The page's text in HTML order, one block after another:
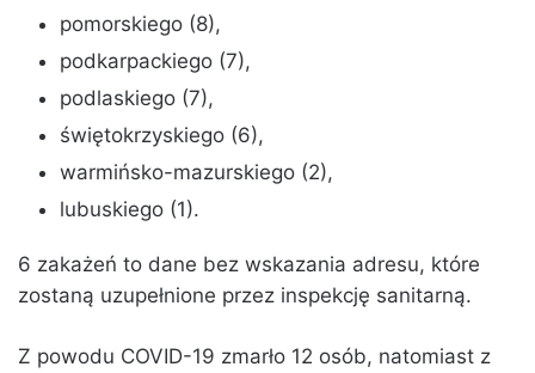
pomorskiego (8),
podkarpackiego (7),
podlaskiego (7),
świętokrzyskiego (6),
warmińsko-mazurskiego (2),
lubuskiego (1).
6 zakażeń to dane bez wskazania adresu, które
zostaną uzupełnione przez inspekcję sanitarną.
Z powodu COVID-19 zmarło 12 osób, natomiast z